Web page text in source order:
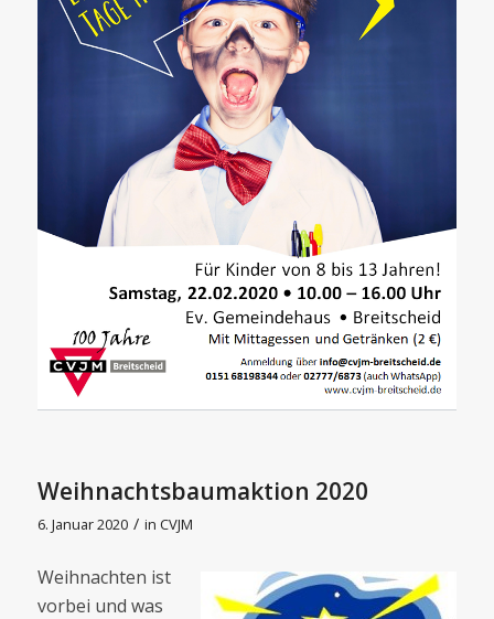
Weihnachtsbaumaktion 2020
6. Januar 2020 / in CVJM
Weihnachten ist
vorbei und was